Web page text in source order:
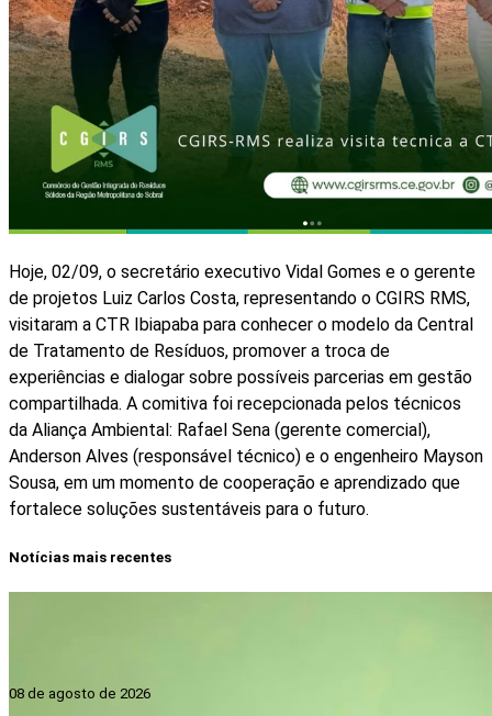
Hoje, 02/09, o secretário executivo Vidal Gomes e o gerente
de projetos Luiz Carlos Costa, representando o CGIRS RMS,
visitaram a CTR Ibiapaba para conhecer o modelo da Central
de Tratamento de Resíduos, promover a troca de
experiências e dialogar sobre possíveis parcerias em gestão
compartilhada. A comitiva foi recepcionada pelos técnicos
da Aliança Ambiental: Rafael Sena (gerente comercial),
Anderson Alves (responsável técnico) e o engenheiro Mayson
Sousa, em um momento de cooperação e aprendizado que
fortalece soluções sustentáveis para o futuro.
Notícias mais recentes
08 de agosto de 2026